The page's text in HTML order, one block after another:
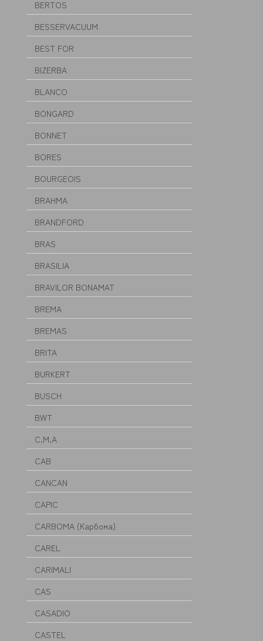
BERTOS
BESSERVACUUM
BEST FOR
BIZERBA
BLANCO
BONGARD
BONNET
BORES
BOURGEOIS
BRAHMA
BRANDFORD
BRAS
BRASILIA
BRAVILOR BONAMAT
BREMA
BREMAS
BRITA
BURKERT
BUSCH
BWT
C.M.A
CAB
CANCAN
CAPIC
CARBOMA (Карбома)
CAREL
CARIMALI
CAS
CASADIO
CASTEL